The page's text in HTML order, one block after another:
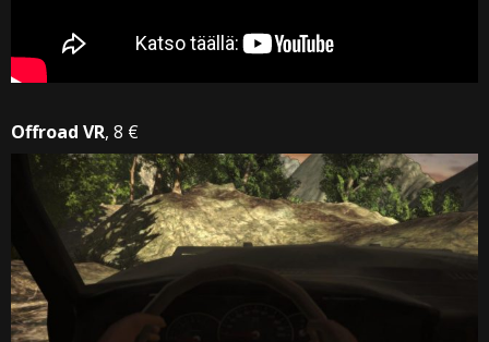
Offroad VR, 8 €